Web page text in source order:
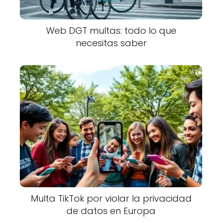
Web DGT multas: todo lo que
necesitas saber
Multa TikTok por violar la privacidad
de datos en Europa